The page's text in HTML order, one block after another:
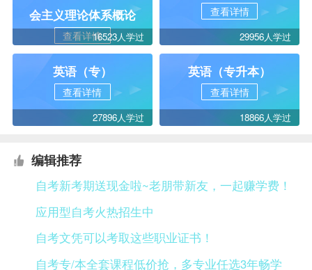
会主义理论体系概论
查看详情16523人学过
查看详情
29956人学过
英语（专）
查看详情
27896人学过
英语（专升本）
查看详情
18866人学过
编辑推荐
自考新考期送现金啦~老朋带新友，一起赚学费！
应用型自考火热招生中
自考文凭可以考取这些职业证书！
自考专/本全套课程低价抢，多专业任选3年畅学